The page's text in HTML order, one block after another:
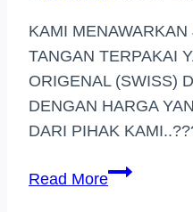
KAMI
TANGAN TERPAKAI
ORIGENAL (SWISS)
DENGAN HARGA
DARI PIHAK
Read MorePEMBELI